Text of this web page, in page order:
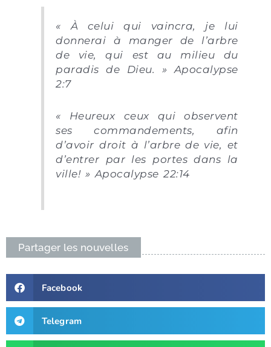
« À celui qui vaincra, je lui
donnerai à manger de l’arbre
de vie, qui est au milieu du
paradis de Dieu. » Apocalypse
2:7
« Heureux ceux qui observent
ses commandements, afin
d’avoir droit à l’arbre de vie, et
d’entrer par les portes dans la
ville! » Apocalypse 22:14
Partager les nouvelles
Facebook
Telegram